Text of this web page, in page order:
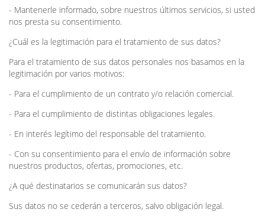
- Mantenerle informado, sobre nuestros últimos servicios, si usted
nos presta su consentimiento.
¿Cuál es la legitimación para el tratamiento de sus datos?
Para el tratamiento de sus datos personales nos basamos en la
legitimación por varios motivos:
- Para el cumplimiento de un contrato y/o relación comercial.
- Para el cumplimiento de distintas obligaciones legales.
- En interés legítimo del responsable del tratamiento.
- Con su consentimiento para el envío de información sobre
nuestros productos, ofertas, promociones, etc.
¿A qué destinatarios se comunicarán sus datos?
Sus datos no se cederán a terceros, salvo obligación legal.